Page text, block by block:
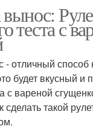
вынос:
теста с
- отличный способ
будет вкусный и
с вареной
сделать такой